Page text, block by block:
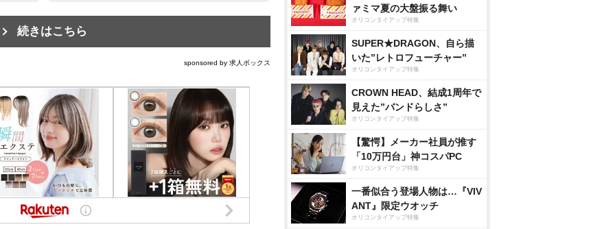
続きはこちら
sponsored by 求人ボックス
ァミマ夏の大盤振る舞い
オリコンタイアップ特集
SUPER★DRAGON、自ら描
いた”レトロフューチャー”
オリコンタイアップ特集
CROWN HEAD、結成1周年で
見えた”バンドらしさ”
オリコンタイアップ特集
【驚愕】メーカー社員が推す
「10万円台」神コスパPC
オリコンタイアップ特集
一番似合う登場人物は…『VIV
ANT』限定ウオッチ
オリコンタイアップ特集